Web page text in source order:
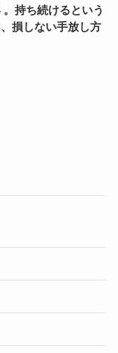
。持ち続けるという
損しない手放し方